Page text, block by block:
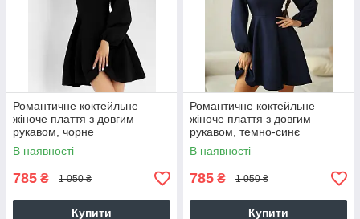
Романтичне коктейльне
жіноче плаття з довгим
рукавом, чорне
В наявності
785 ₴ 1 050 ₴
Купити
Романтичне коктейльне
жіноче плаття з довгим
рукавом, темно-синє
В наявності
785 ₴ 1 050 ₴
Купити